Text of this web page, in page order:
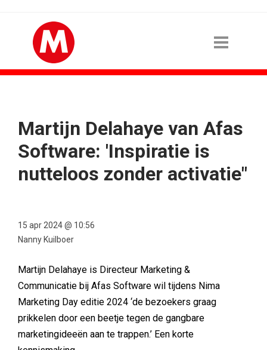
Martijn Delahaye van Afas
Software: 'Inspiratie is
nutteloos zonder activatie"
15 apr 2024 @ 10:56
Nanny Kuilboer
Martijn Delahaye is Directeur Marketing &
Communicatie bij Afas Software wil tijdens Nima
Marketing Day editie 2024 ‘de bezoekers graag
prikkelen door een beetje tegen de gangbare
marketingideeën aan te trappen.’ Een korte